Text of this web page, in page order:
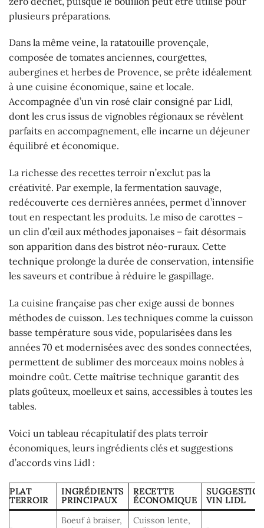
plusieurs préparations.
Dans la même veine, la ratatouille provençale,
composée de tomates anciennes, courgettes,
aubergines et herbes de Provence, se prête idéalement
à une cuisine économique, saine et locale.
Accompagnée d’un vin rosé clair consigné par Lidl,
dont les crus issus de vignobles régionaux se révèlent
parfaits en accompagnement, elle incarne un déjeuner
équilibré et économique.
La richesse des recettes terroir n’exclut pas la
créativité. Par exemple, la fermentation sauvage,
redécouverte ces dernières années, permet d’innover
tout en respectant les produits. Le miso de carottes –
un clin d’œil aux méthodes japonaises – fait désormais
son apparition dans des bistrot néo-ruraux. Cette
technique prolonge la durée de conservation, intensifie
les saveurs et contribue à réduire le gaspillage.
La cuisine française pas cher exige aussi de bonnes
méthodes de cuisson. Les techniques comme la cuisson
basse température sous vide, popularisées dans les
années 70 et modernisées avec des sondes connectées,
permettent de sublimer des morceaux moins nobles à
moindre coût. Cette maîtrise technique garantit des
plats goûteux, moelleux et sains, accessibles à toutes les
tables.
Voici un tableau récapitulatif des plats terroir
économiques, leurs ingrédients clés et suggestions
d’accords vins Lidl :
PLAT
TERROIR
INGRÉDIENTS
PRINCIPAUX
RECETTE
ÉCONOMIQUE
VIN LIDL
Boeuf à braiser,
Cuisson lente,